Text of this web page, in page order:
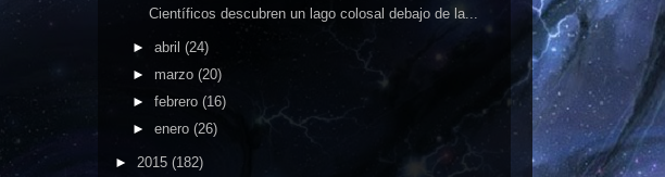
Científicos descubren un lago colosal debajo de la...
► abril (24)
► marzo (20)
► febrero (16)
► enero (26)
► 2015 (182)